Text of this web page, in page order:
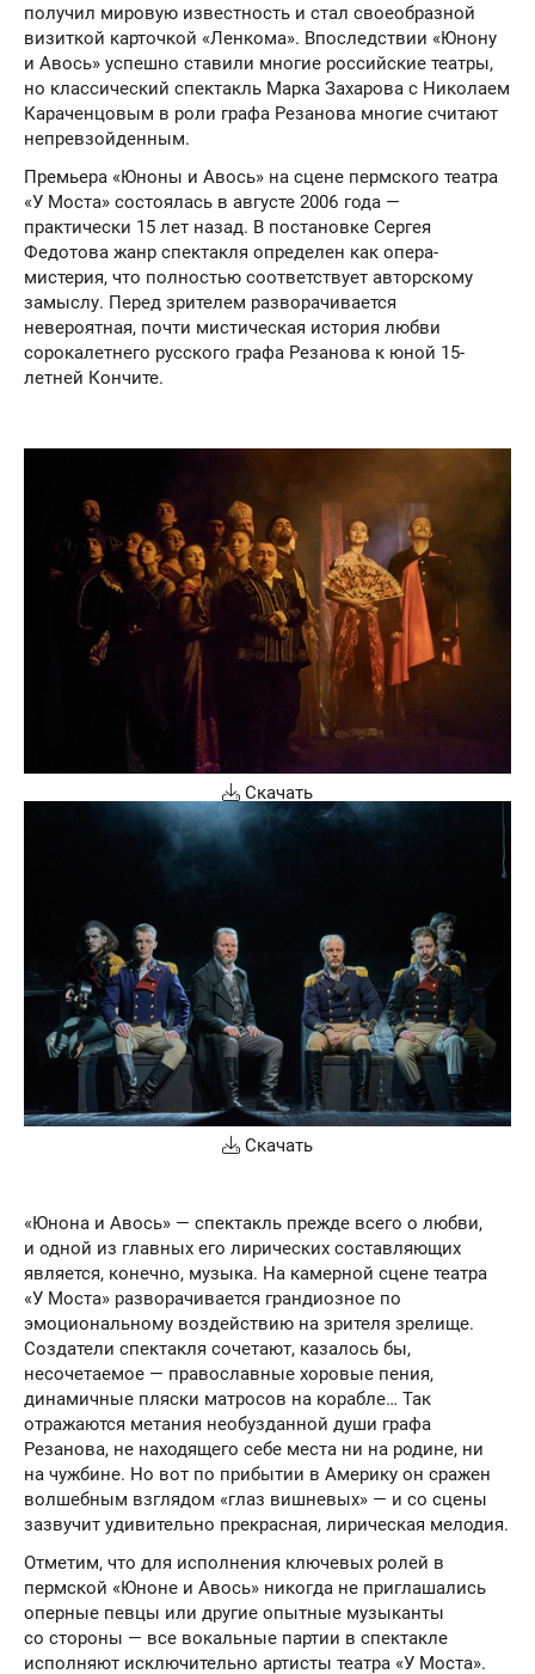
получил мировую известность и стал своеобразной
визиткой карточкой «Ленкома». Впоследствии «Юнону
и Авось» успешно ставили многие российские театры,
но классический спектакль Марка Захарова с Николаем
Караченцовым в роли графа Резанова многие считают
непревзойденным.
Премьера «Юноны и Авось» на сцене пермского театра
«У Моста» состоялась в августе 2006 года —
практически 15 лет назад. В постановке Сергея
Федотова жанр спектакля определен как опера-
мистерия, что полностью соответствует авторскому
замыслу. Перед зрителем разворачивается
невероятная, почти мистическая история любви
сорокалетнего русского графа Резанова к юной 15-
летней Кончите.
Скачать
Скачать
«Юнона и Авось» — спектакль прежде всего о любви,
и одной из главных его лирических составляющих
является, конечно, музыка. На камерной сцене театра
«У Моста» разворачивается грандиозное по
эмоциональному воздействию на зрителя зрелище.
Создатели спектакля сочетают, казалось бы,
несочетаемое — православные хоровые пения,
динамичные пляски матросов на корабле… Так
отражаются метания необузданной души графа
Резанова, не находящего себе места ни на родине, ни
на чужбине. Но вот по прибытии в Америку он сражен
волшебным взглядом «глаз вишневых» — и со сцены
зазвучит удивительно прекрасная, лирическая мелодия.
Отметим, что для исполнения ключевых ролей в
пермской «Юноне и Авось» никогда не приглашались
оперные певцы или другие опытные музыканты
со стороны — все вокальные партии в спектакле
исполняют исключительно артисты театра «У Моста».